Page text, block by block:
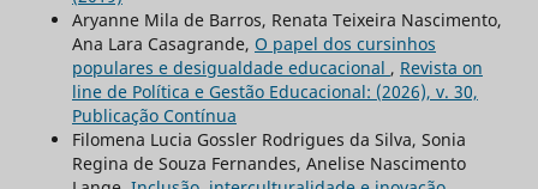
Aryanne Mila de Barros, Renata Teixeira Nascimento,
Ana Lara Casagrande, O papel dos cursinhos
populares e desigualdade educacional , Revista on
line de Política e Gestão Educacional: (2026), v. 30,
Publicação Contínua
Filomena Lucia Gossler Rodrigues da Silva, Sonia
Regina de Souza Fernandes, Anelise Nascimento